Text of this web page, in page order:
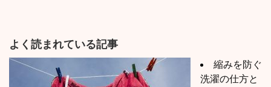
よく読まれている記事
縮みを防ぐ
洗濯の仕方と